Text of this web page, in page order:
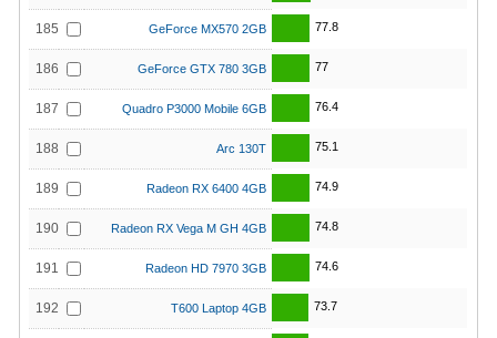
185 GeForce MX570 2GB 77.8
186 GeForce GTX 780 3GB 77
187 Quadro P3000 Mobile 6GB 76.4
188 Arc 130T 75.1
189 Radeon RX 6400 4GB 74.9
190 Radeon RX Vega M GH 4GB 74.8
191 Radeon HD 7970 3GB 74.6
192 T600 Laptop 4GB 73.7